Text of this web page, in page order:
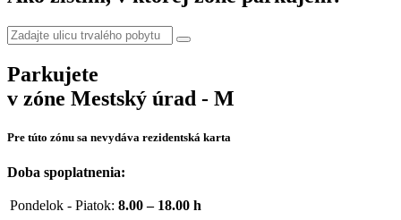
Parkujete
v zóne Mestský úrad - M
Pre túto zónu sa nevydáva rezidentská karta
Doba spoplatnenia:
Pondelok - Piatok: 8.00 – 18.00 h